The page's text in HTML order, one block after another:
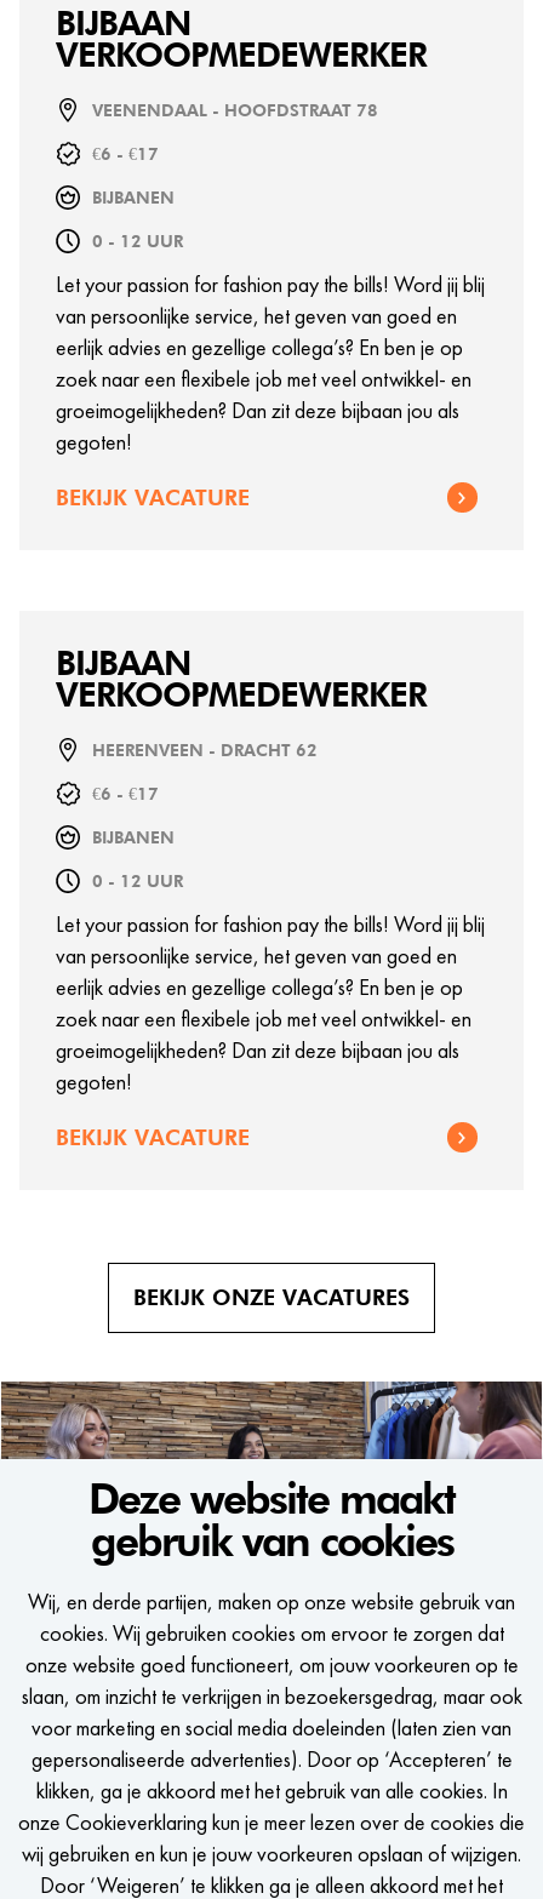
Deze website maakt
gebruik van cookies
Wij, en derde partijen, maken op onze website gebruik van
cookies. Wij gebruiken cookies om ervoor te zorgen dat
onze website goed functioneert, om jouw voorkeuren op te
slaan, om inzicht te verkrijgen in bezoekersgedrag, maar ook
voor marketing en social media doeleinden (laten zien van
gepersonaliseerde advertenties). Door op ‘Accepteren’ te
klikken, ga je akkoord met het gebruik van alle cookies. In
onze Cookieverklaring kun je meer lezen over de cookies die
wij gebruiken en kun je jouw voorkeuren opslaan of wijzigen.
Door ‘Weigeren’ te klikken ga je alleen akkoord met het
BIJBAAN
VERKOOPMEDEWERKER
VEENENDAAL - HOOFDSTRAAT 78
€6 - €17
BIJBANEN
0 - 12 UUR
Let your passion for fashion pay the bills! Word jij blij
van persoonlijke service, het geven van goed en
eerlijk advies en gezellige collega’s? En ben je op
zoek naar een flexibele job met veel ontwikkel- en
groeimogelijkheden? Dan zit deze bijbaan jou als
gegoten!
BEKIJK VACATURE
BIJBAAN
VERKOOPMEDEWERKER
HEERENVEEN - DRACHT 62
€6 - €17
BIJBANEN
0 - 12 UUR
Let your passion for fashion pay the bills! Word jij blij
van persoonlijke service, het geven van goed en
eerlijk advies en gezellige collega’s? En ben je op
zoek naar een flexibele job met veel ontwikkel- en
groeimogelijkheden? Dan zit deze bijbaan jou als
gegoten!
BEKIJK VACATURE
BEKIJK ONZE VACATURES
WE WOULD LIKE
TO KEEP IN TOUCH
Een seintje krijgen zodra er een passende vacature is?
STEL JOB ALERT IN